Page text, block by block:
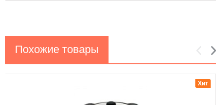
Похожие товары
Хит